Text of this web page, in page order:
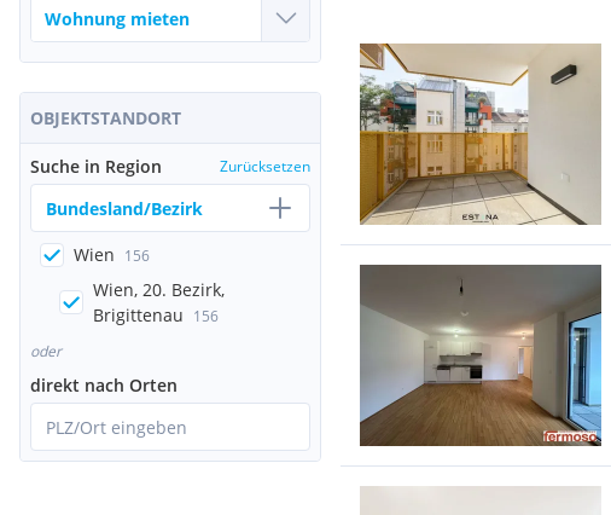
OBJEKTSTANDORT
Suche in Region Zurücksetzen
Bundesland/Bezirk
Wien 156
Wien, 20. Bezirk,
Brigittenau 156
oder
direkt nach Orten
PLZ/Ort eingeben